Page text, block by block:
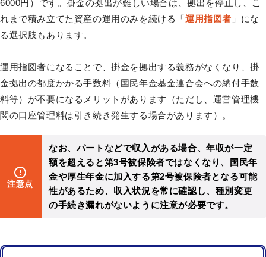
6000円）です。掛金の拠出が難しい場合は、拠出を停止し、こ
れまで積み立てた資産の運用のみを続ける「 運用指図者 」にな
る選択肢もあります。
運用指図者になることで、掛金を拠出する義務がなくなり、掛
金拠出の都度かかる手数料（国民年金基金連合会への納付手数
料等）が不要になるメリットがあります（ただし、運営管理機
関の口座管理料は引き続き発生する場合があります）。
注意点
なお、パートなどで収入がある場合、年収が一定
額を超えると第3号被保険者ではなくなり、国民年
金や厚生年金に加入する第2号被保険者となる可能
性があるため、収入状況を常に確認し、種別変更
の手続き漏れがないように注意が必要です。